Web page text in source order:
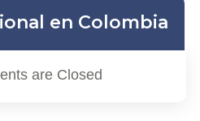
en Colombia
are Closed